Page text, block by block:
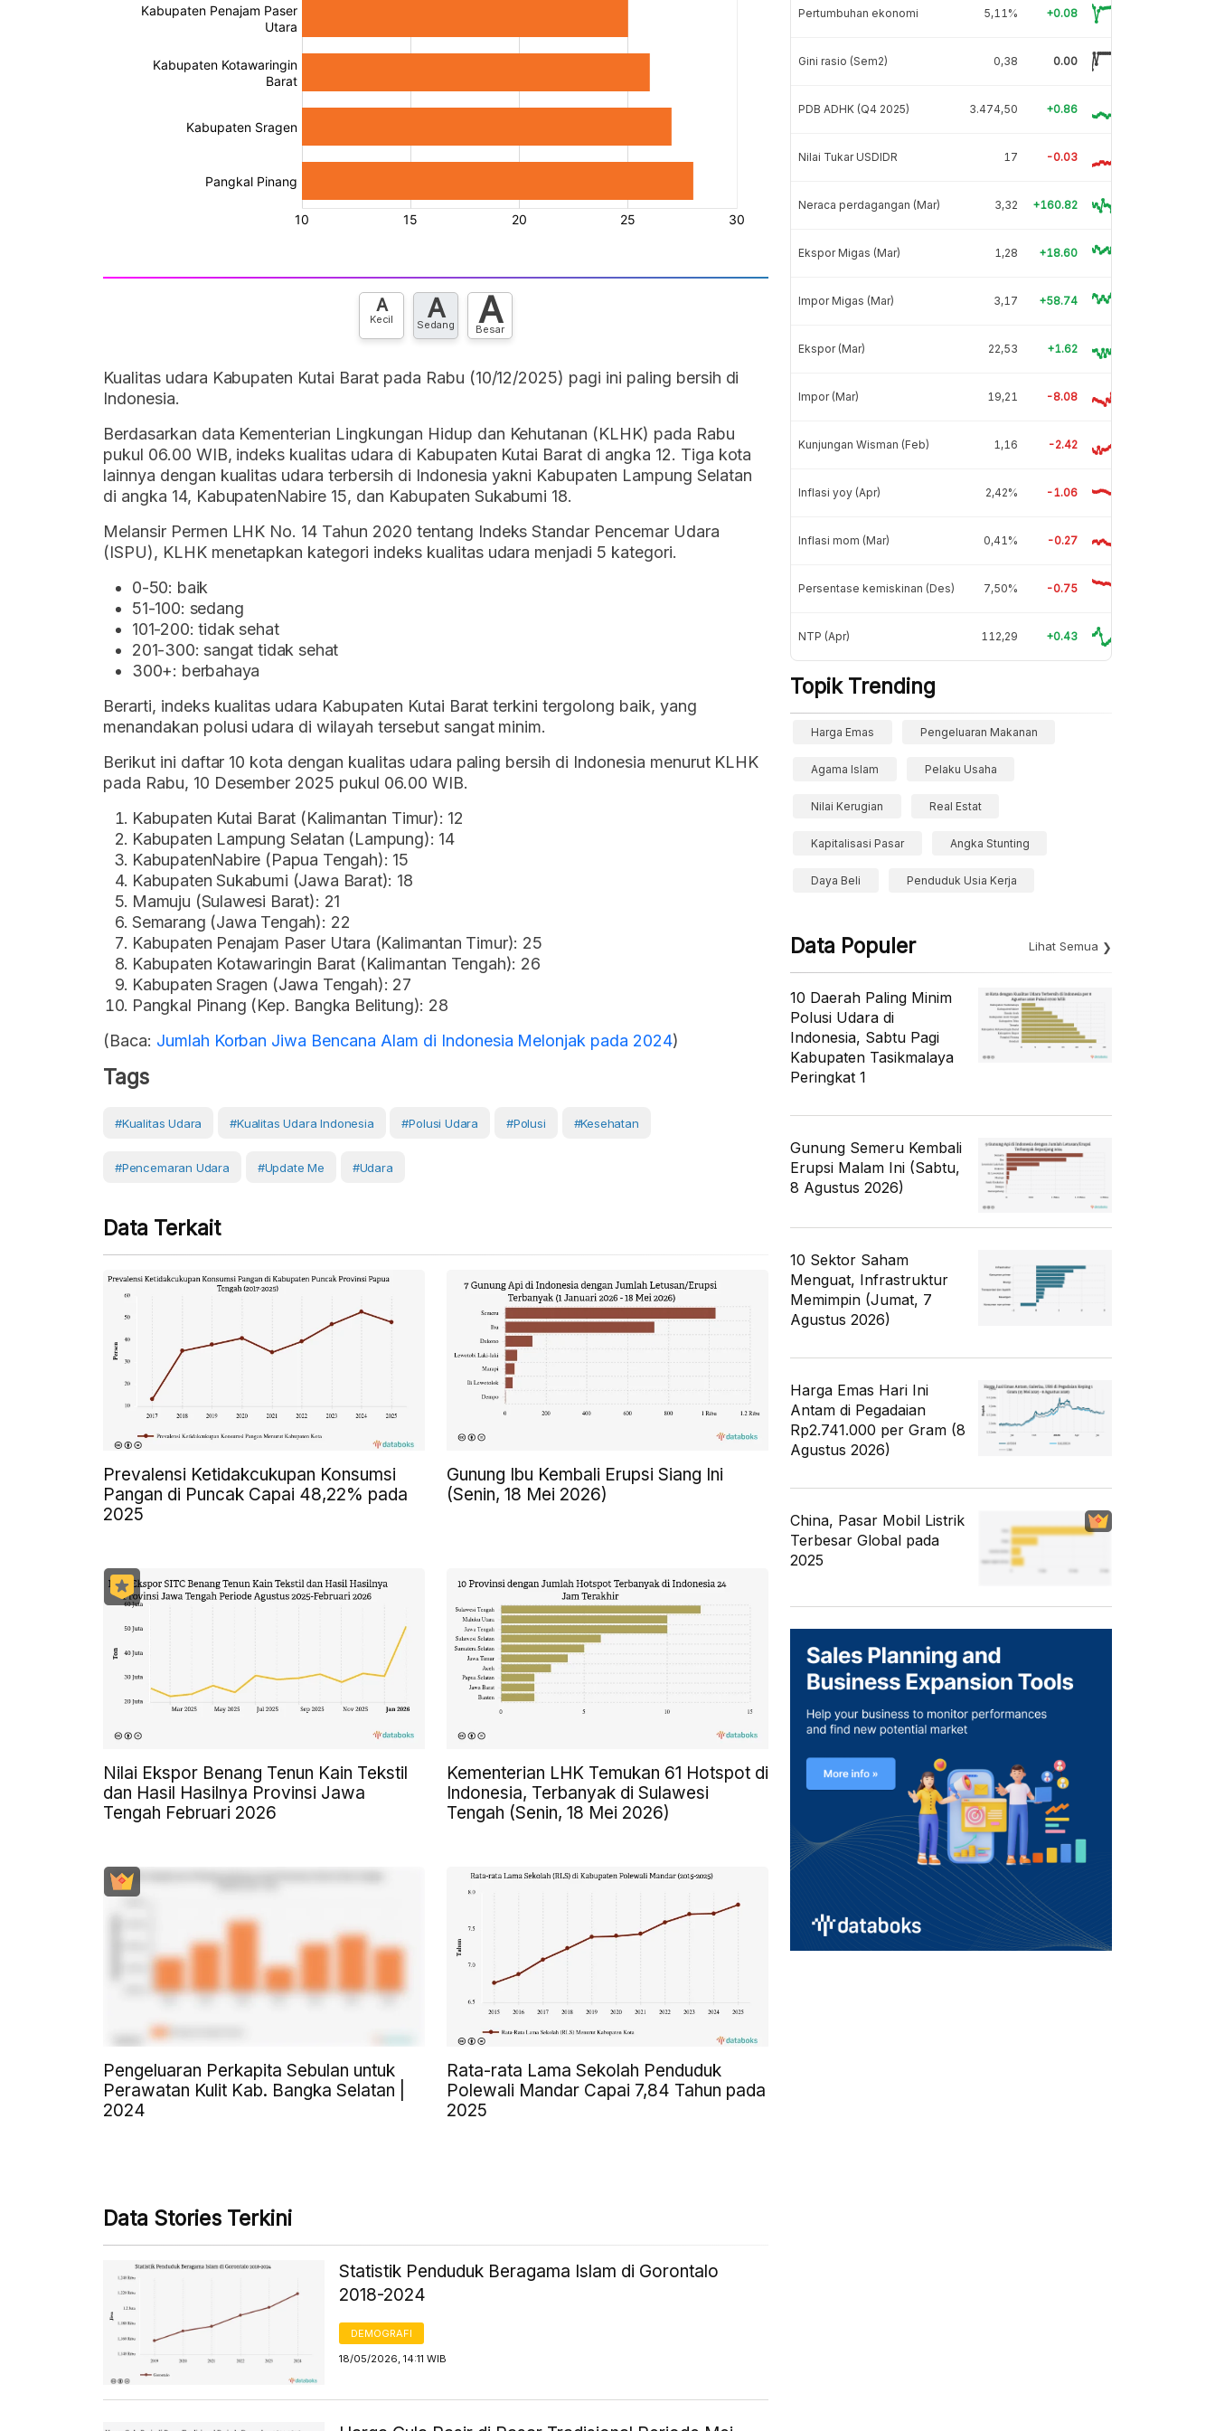
A
Kecil A
Sedang A
Besar
Kualitas udara Kabupaten Kutai Barat pada Rabu (10/12/2025) pagi ini paling bersih di
Indonesia.
Berdasarkan data Kementerian Lingkungan Hidup dan Kehutanan (KLHK) pada Rabu
pukul 06.00 WIB, indeks kualitas udara di Kabupaten Kutai Barat di angka 12. Tiga kota
lainnya dengan kualitas udara terbersih di Indonesia yakni Kabupaten Lampung Selatan
di angka 14, KabupatenNabire 15, dan Kabupaten Sukabumi 18.
Melansir Permen LHK No. 14 Tahun 2020 tentang Indeks Standar Pencemar Udara
(ISPU), KLHK menetapkan kategori indeks kualitas udara menjadi 5 kategori.
0-50: baik
51-100: sedang
101-200: tidak sehat
201-300: sangat tidak sehat
300+: berbahaya
Berarti, indeks kualitas udara Kabupaten Kutai Barat terkini tergolong baik, yang
menandakan polusi udara di wilayah tersebut sangat minim.
Berikut ini daftar 10 kota dengan kualitas udara paling bersih di Indonesia menurut KLHK
pada Rabu, 10 Desember 2025 pukul 06.00 WIB.
Kabupaten Kutai Barat (Kalimantan Timur): 12
Kabupaten Lampung Selatan (Lampung): 14
KabupatenNabire (Papua Tengah): 15
Kabupaten Sukabumi (Jawa Barat): 18
Mamuju (Sulawesi Barat): 21
Semarang (Jawa Tengah): 22
Kabupaten Penajam Paser Utara (Kalimantan Timur): 25
Kabupaten Kotawaringin Barat (Kalimantan Tengah): 26
Kabupaten Sragen (Jawa Tengah): 27
Pangkal Pinang (Kep. Bangka Belitung): 28
(Baca: Jumlah Korban Jiwa Bencana Alam di Indonesia Melonjak pada 2024)
Tags
#kualitas Udara #Kualitas Udara Indonesia #Polusi Udara #Polusi #Kesehatan
#pencemaran Udara #Update Me #Udara
Data Terkait
Prevalensi Ketidakcukupan Konsumsi
Pangan di Puncak Capai 48,22% pada
2025
Gunung Ibu Kembali Erupsi Siang Ini
(Senin, 18 Mei 2026)
Nilai Ekspor Benang Tenun Kain Tekstil
dan Hasil Hasilnya Provinsi Jawa
Tengah Februari 2026
Kementerian LHK Temukan 61 Hotspot di
Indonesia, Terbanyak di Sulawesi
Tengah (Senin, 18 Mei 2026)
Pengeluaran Perkapita Sebulan untuk
Perawatan Kulit Kab. Bangka Selatan |
2024
Rata-rata Lama Sekolah Penduduk
Polewali Mandar Capai 7,84 Tahun pada
2025
Data Stories Terkini
Statistik Penduduk Beragama Islam di Gorontalo
2018-2024
DEMOGRAFI
18/05/2026, 14:11 WIB
Pertumbuhan ekonomi 5,11% +0.08
Gini rasio (Sem2) 0,38 0.00
PDB ADHK (Q4 2025) 3.474,50 +0.86
Nilai Tukar USDIDR 17 -0.03
Neraca perdagangan (Mar) 3,32 +160.82
Ekspor Migas (Mar) 1,28 +18.60
Impor Migas (Mar) 3,17 +58.74
Ekspor (Mar) 22,53 +1.62
Impor (Mar) 19,21 -8.08
Kunjungan Wisman (Feb) 1,16 -2.42
Inflasi yoy (Apr) 2,42% -1.06
Inflasi mom (Mar) 0,41% -0.27
Persentase kemiskinan (Des) 7,50% -0.75
NTP (Apr) 112,29 +0.43
Topik Trending
Harga Emas Pengeluaran Makanan
Agama Islam Pelaku Usaha
Nilai Kerugian Real Estat
Kapitalisasi Pasar Angka Stunting
Daya Beli Penduduk Usia Kerja
Data Populer Lihat Semua
10 Daerah Paling Minim
Polusi Udara di
Indonesia, Sabtu Pagi
Kabupaten Tasikmalaya
Peringkat 1
Gunung Semeru Kembali
Erupsi Malam Ini (Sabtu,
8 Agustus 2026)
10 Sektor Saham
Menguat, Infrastruktur
Memimpin (Jumat, 7
Agustus 2026)
Harga Emas Hari Ini
Antam di Pegadaian
Rp2.741.000 per Gram (8
Agustus 2026)
China, Pasar Mobil Listrik
Terbesar Global pada
2025